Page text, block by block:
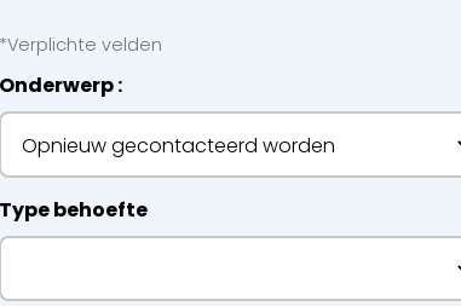
*Verplichte velden
Onderwerp
Type behoefte